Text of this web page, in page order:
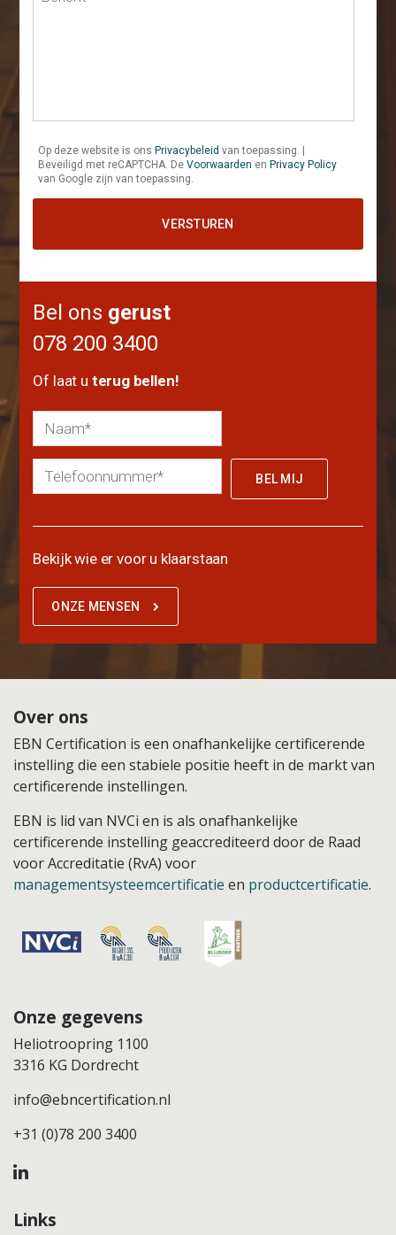
Op deze website is onsPrivacybeleid van toepassing. |
Beveiligd met reCAPTCHA. DeVoorwaarden enPrivacy Policy
van Google zijn van toepassing.
Bel ons gerust
078 200 3400
Of laat u terug bellen!
Bekijk wie er voor u klaarstaan
ONZE MENSEN
Over ons
EBN Certification is een onafhankelijke certificerende
instelling die een stabiele positie heeft in de markt van
certificerende instellingen.
EBN is lid van NVCi en is als onafhankelijke
certificerende instelling geaccrediteerd door de Raad
voor Accreditatie (RvA) voor
managementsysteemcertificatie en productcertificatie.
Onze gegevens
Heliotroopring 1100
3316 KG Dordrecht
info@ebncertification.nl
+31 (0)78 200 3400
Links